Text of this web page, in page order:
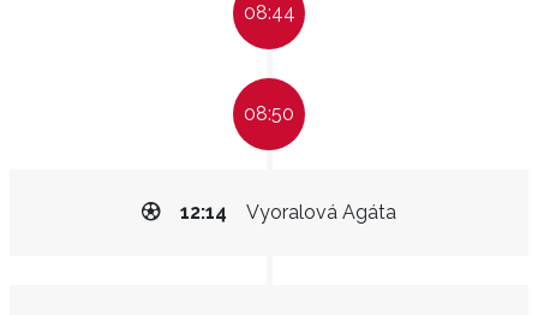
08:44
08:50
Vyoralová Agáta
12:14